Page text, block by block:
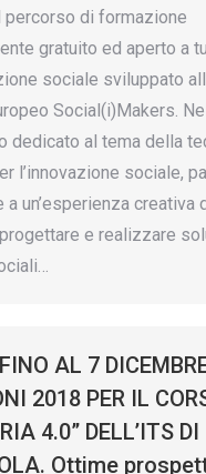
percorso di formazione
gratuito ed aperto a
sociale sviluppato
Social(i)Makers.
dedicato al tema della
l’innovazione sociale,
a un’esperienza creativa
e realizzare
AL 7
2018 PER IL
4.0” DELL’ITS DI
Ottime